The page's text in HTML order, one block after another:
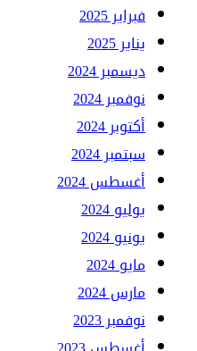
فبراير 2025
يناير 2025
ديسمبر 2024
نوفمبر 2024
أكتوبر 2024
سبتمبر 2024
أغسطس 2024
يوليو 2024
يونيو 2024
مايو 2024
مارس 2024
نوفمبر 2023